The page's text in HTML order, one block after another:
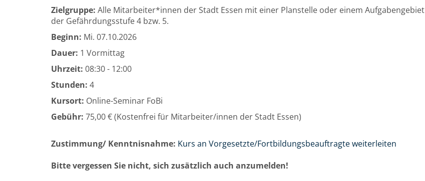
Zielgruppe: Alle Mitarbeiter*innen der Stadt Essen mit einer Planstelle oder einem Aufgabengebiet
der Gefährdungsstufe 4 bzw. 5.
Beginn: Mi. 07.10.2026
Dauer: 1 Vormittag
Uhrzeit: 08:30 - 12:00
Stunden: 4
Kursort: Online-Seminar FoBi
Gebühr: 75,00 € (Kostenfrei für Mitarbeiter/innen der Stadt Essen)
Zustimmung/ Kenntnisnahme: Kurs an Vorgesetzte/Fortbildungsbeauftragte weiterleiten
Bitte vergessen Sie nicht, sich zusätzlich auch anzumelden!